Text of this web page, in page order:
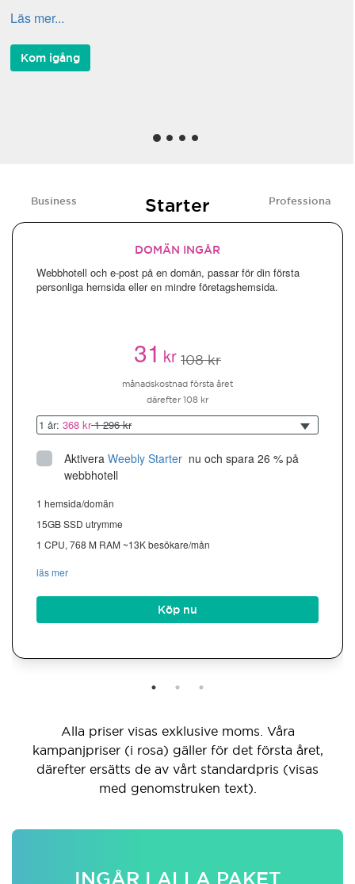
Läs mer...
Kom igång
Business Starter Professional
DOMÄN INGÅR
Webbhotell och e-post på en domän, passar för din första
personliga hemsida eller en mindre företagshemsida.
31kr 108 kr
månadskostnad första året
därefter 108 kr
1 år: 368 kr1 296 kr
Aktivera Weebly Starter nu och spara 26 % på
webbhotell
1 hemsida/domän
15GB SSD utrymme
1 CPU, 768 M RAM ~13K besökare/mån
läs mer
Köp nu
Alla priser visas exklusive moms. Våra
kampanjpriser (i rosa) gäller för det första året,
därefter ersätts de av vårt standardpris (visas
med genomstruken text).
INGÅR I ALLA PAKET